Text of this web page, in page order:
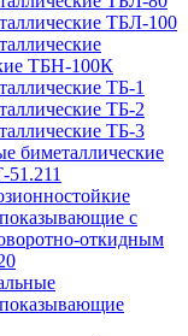
ТБЛ-100
ТБН-100К
ТБ-1
ТБ-2
ТБ-3
биметаллические
с
откидным